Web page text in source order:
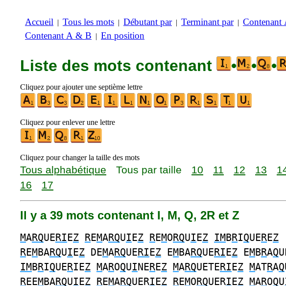
Accueil | Tous les mots | Débutant par| Terminant par| Contenant
Contenant A & B | En position
Liste des mots contenant • • •
Cliquez pour ajouter une septième lettre
Cliquez pour enlever une lettre
Cliquez pour changer la taille des mots
Tous alphabétique Tous par taille 10 11 12 13
16
17
Il y a 39 mots contenant I, M, Q, 2R et Z
MARQUERIEZ REMARQUIEZ REMORQUIEZ IMBRIQUEREZ
REMBARQUIEZ DEMARQUERIEZ EMBARQUERIEZ EMBRAQ
IMBRIQUERIEZ MAROQUINEREZ MARQUETERIEZ MATRAQ
REEMBARQUIEZ REMARQUERIEZ REMORQUERIEZ MAROQU